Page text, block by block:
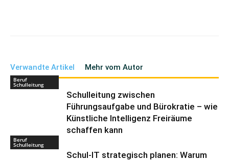
Verwandte Artikel Mehr vom Autor
Beruf
Schulleitung
Schulleitung zwischen
Führungsaufgabe und Bürokratie – wie
Künstliche Intelligenz Freiräume
schaffen kann
Beruf
Schulleitung
Schul-IT strategisch planen: Warum